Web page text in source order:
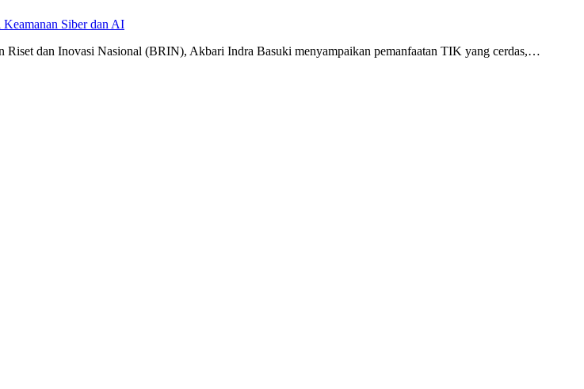
Siber dan AI
dan Inovasi Nasional (BRIN), Akbari Indra Basuki menyampaikan pemanfaatan TIK yang cerdas,…